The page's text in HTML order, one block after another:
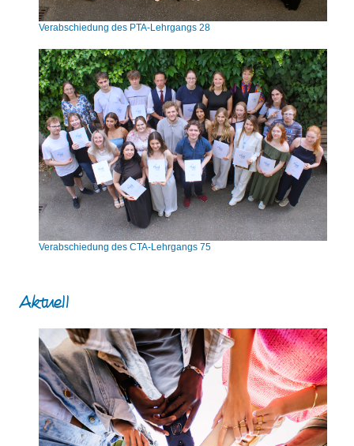
Verabschiedung des PTA-Lehrgangs 28
Verabschiedung des CTA-Lehrgangs 75
Aktuell